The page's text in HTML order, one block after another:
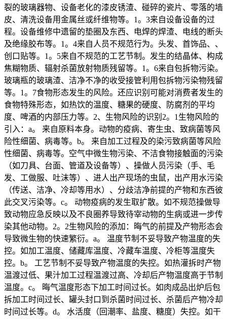
裂的玻璃器物、设备老化的漆皮锈渣、碰碎的瓷片、零落的墙
皮、清洗设备用金属丝或纤维物等。1。3来自设备设备的过
程。设备维修中遗留的垫圈及东西、电焊的焊渣、电线的断头
及绝缘胶布等。1。4来自人员不规范行为。头发、首饰品、、
创口贴等。1。5来自不规范的工艺节制。发生的结晶体、构成
焦糊物质、辐射杀菌放射物质残留等。1。6来自包拆物污染。
玻璃瓶的玻璃渣、洁净不净的收受接管利用包拆物污染物残留
等。1。7食物形态发生的风险。还应识别可能对消费者发生的
食物特殊形态，如热饮的温度、糖果的硬度、防腐剂的平均
度、啤酒的内部压力等。2、生物风险的识别2。1生物风险的
引入：a。 来自原料本身。动物的疫病、寄生虫、致病菌等风
险性细菌、病毒等。b。 来自加工过程及的染污致病菌等风险
性细菌、病毒等。空气中微生物污染、不洁食物接触面的污染
（如刀具、台面、管道及设备等）、操做人员污染（手、毛
发、工做服、吐沫等）、进人出产现场的虫鼠，出产用水污染
（传送、洁净、冷却等用水）、分歧洁净前提的产物和东西彼
此交叉污染等。c。 动物疫病的发生取扩散。如不规范操做导
致动物应急反映以及不良圈养导致待宰动物的生病或进一步传
染其他动物。2。2生物风险的添加：晦气的前提及产物形态会
导致微生物的快速繁衍。a。 温度节制不妥导致产物温度的失
控。如加工温度、储藏库温度、冷藏车温度、冷柜等温度失
控。b。 工艺节制不妥导致产物温度的失控。如热灌拆时产物
温渡过低、果汁加工过程温渡过高、冷却后产物温度高于节制
温度。c。 晦气温度形态下加工时间过长。如肉成品出炉后包
拆加工时间过长、罐头封口到杀菌时间过长、杀菌后产物冷却
时间过长等。d。 水活度（回潮率、盐度、糖度）失控。如干